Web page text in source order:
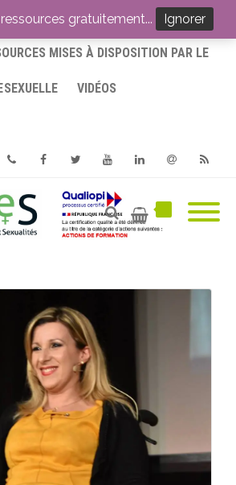
MISES À DISPOSITION PAR LE
VIDÉOS
FacebookTwitterYoutube
gratuitement... Ignorer